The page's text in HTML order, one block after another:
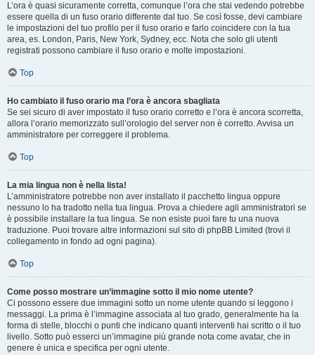
L’ora è quasi sicuramente corretta, comunque l’ora che stai vedendo potrebbe
essere quella di un fuso orario differente dal tuo. Se così fosse, devi cambiare
le impostazioni del tuo profilo per il fuso orario e farlo coincidere con la tua
area, es. London, Paris, New York, Sydney, ecc. Nota che solo gli utenti
registrati possono cambiare il fuso orario e molte impostazioni.
Top
Ho cambiato il fuso orario ma l’ora è ancora sbagliata
Se sei sicuro di aver impostato il fuso orario corretto e l’ora è ancora scorretta,
allora l’orario memorizzato sull’orologio del server non è corretto. Avvisa un
amministratore per correggere il problema.
Top
La mia lingua non è nella lista!
L’amministratore potrebbe non aver installato il pacchetto lingua oppure
nessuno lo ha tradotto nella tua lingua. Prova a chiedere agli amministratori se
è possibile installare la tua lingua. Se non esiste puoi fare tu una nuova
traduzione. Puoi trovare altre informazioni sul sito di phpBB Limited (trovi il
collegamento in fondo ad ogni pagina).
Top
Come posso mostrare un’immagine sotto il mio nome utente?
Ci possono essere due immagini sotto un nome utente quando si leggono i
messaggi. La prima è l’immagine associata al tuo grado, generalmente ha la
forma di stelle, blocchi o punti che indicano quanti interventi hai scritto o il tuo
livello. Sotto può esserci un’immagine più grande nota come avatar, che in
genere è unica e specifica per ogni utente.